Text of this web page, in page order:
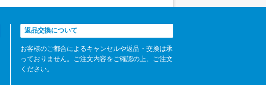
返品交換について
お客様のご都合によるキャンセルや返品・交換は承
っておりません。ご注文内容をご確認の上、ご注文
ください。